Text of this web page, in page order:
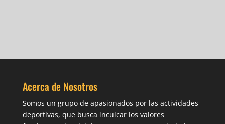
Acerca de Nosotros
Somos un grupo de apasionados por las actividades
deportivas, que busca inculcar los valores